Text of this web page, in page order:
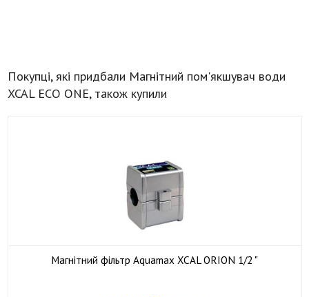
Покупці, які придбали Магнітний пом'якшувач води
XCAL ECO ONE, також купили
Магнітний фільтр Aquamax XCAL ORION 1/2 "